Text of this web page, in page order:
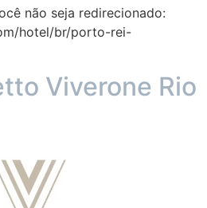
não seja redirecionado:
hotel/br/porto-rei-
Viverone Rio